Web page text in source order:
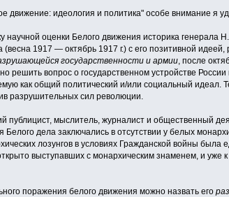
движение: идеология и политика" особе внимание я
оценки Белого движения историка генерала
(весна 1917 — октябрь 1917 г.) с его позитивной
государственности и армии, после
решить вопрос о государственном устройстве
как общий политический и/или социальный идеал.
разрушительных сил революции.
мыслитель, журналист и общественный
дела заключались в отсутствии у белых
лозунгов в условиях Гражданской войны
выступавших с монархическим знаменем, и уже
поражения белого движения можно назвать его